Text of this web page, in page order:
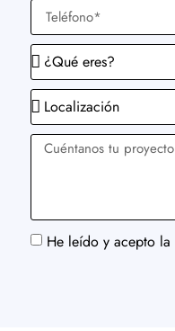
He leído y acepto la